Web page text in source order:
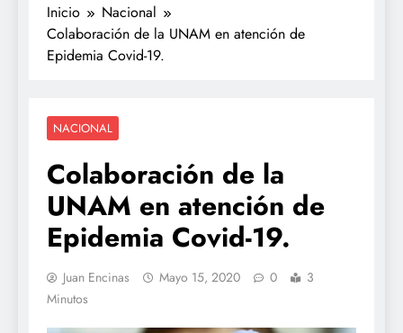
Inicio
Nacional
Colaboración de la UNAM en atención de
Epidemia Covid-19.
NACIONAL
Colaboración de la
UNAM en atención de
Epidemia Covid-19.
Juan Encinas Mayo 15, 2020 0
3
Minutos